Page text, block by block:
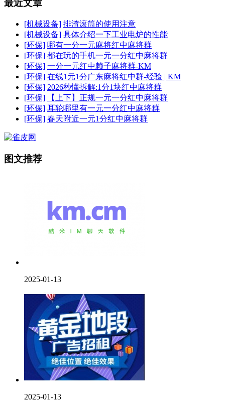
最近文章
[机械设备] 排渣滚筒的使用注意
[机械设备] 具体介绍一下工业电炉的性能
[环保] 哪有一分一元麻将红中麻将群
[环保] 都在玩的手机一元一分红中麻将群
[环保] 一分一元红中赖子麻将群-KM
[环保] 在线1元1分广东麻将红中群-经验 | KM
[环保] 2026秒懂拆解:1分1块红中麻将群
[环保]
【上下】正规一元一分红中麻将群
[环保] 耳轮哪里有一元一分红中麻将群
[环保] 春天附近一元1分红中麻将群
图文推荐
2025-01-13
2025-01-13